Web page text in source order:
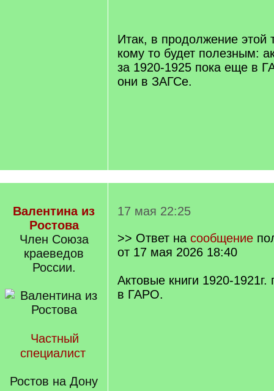
Итак, в продолжение
кому то будет полезным:
за 1920-1925 пока еще в
они в ЗАГСе.
Валентина из
Ростова
Член Союза
краеведов
России.
Частный
специалист
Ростов на Дону
17 мая 22:25
>> Ответ на сообщение
от 17 мая 2026 18:40
Актовые книги 1920-
в ГАРО.